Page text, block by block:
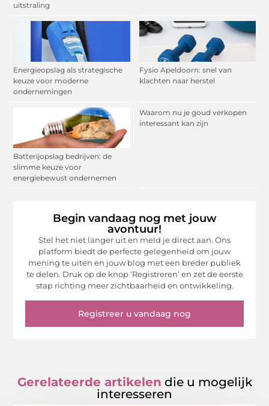
uitstraling
Energieopslag als strategische
keuze voor moderne
ondernemingen
Fysio Apeldoorn: snel van
klachten naar herstel
Batterijopslag bedrijven: de
slimme keuze voor
energiebewust ondernemen
Waarom nu je goud verkopen
interessant kan zijn
Begin vandaag nog met jouw
avontuur!
Stel het niet langer uit en meld je direct aan. Ons
platform biedt de perfecte gelegenheid om jouw
mening te uiten en jouw blog met een breder publiek
te delen. Druk op de knop ‘Registreren’ en zet de eerste
stap richting meer zichtbaarheid en ontwikkeling.
Registreer u vandaag nog
Gerelateerde artikelen die u mogelijk
interesseren